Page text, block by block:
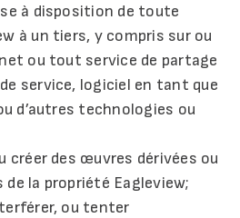
à disposition de toute
à un tiers, y compris sur ou
ou tout service de partage
service, logiciel en tant que
d’autres technologies ou
créer des œuvres dérivées ou
la propriété Eagleview;
ou tenter